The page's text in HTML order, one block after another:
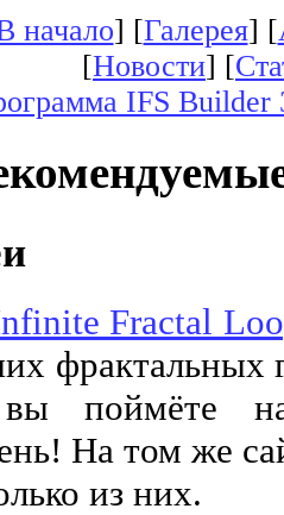
начало] [Галерея] [
[Новости] [
IFS Builder
Fractal
фрактальных
поймёте
На том же
из них.